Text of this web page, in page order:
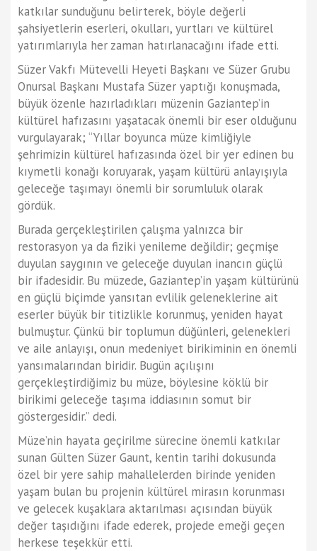
katkılar sunduğunu belirterek, böyle değerli
şahsiyetlerin eserleri, okulları, yurtları ve kültürel
yatırımlarıyla her zaman hatırlanacağını ifade etti.
Süzer Vakfı Mütevelli Heyeti Başkanı ve Süzer Grubu
Onursal Başkanı Mustafa Süzer yaptığı konuşmada,
büyük özenle hazırladıkları müzenin Gaziantep’in
kültürel hafızasını yaşatacak önemli bir eser olduğunu
vurgulayarak; “Yıllar boyunca müze kimliğiyle
şehrimizin kültürel hafızasında özel bir yer edinen bu
kıymetli konağı koruyarak, yaşam kültürü anlayışıyla
geleceğe taşımayı önemli bir sorumluluk olarak
gördük.
Burada gerçekleştirilen çalışma yalnızca bir
restorasyon ya da fiziki yenileme değildir; geçmişe
duyulan saygının ve geleceğe duyulan inancın güçlü
bir ifadesidir. Bu müzede, Gaziantep’in yaşam kültürünü
en güçlü biçimde yansıtan evlilik geleneklerine ait
eserler büyük bir titizlikle korunmuş, yeniden hayat
bulmuştur. Çünkü bir toplumun düğünleri, gelenekleri
ve aile anlayışı, onun medeniyet birikiminin en önemli
yansımalarından biridir. Bugün açılışını
gerçekleştirdiğimiz bu müze, böylesine köklü bir
birikimi geleceğe taşıma iddiasının somut bir
göstergesidir.” dedi.
Müze’nin hayata geçirilme sürecine önemli katkılar
sunan Gülten Süzer Gaunt, kentin tarihi dokusunda
özel bir yere sahip mahallelerden birinde yeniden
yaşam bulan bu projenin kültürel mirasın korunması
ve gelecek kuşaklara aktarılması açısından büyük
değer taşıdığını ifade ederek, projede emeği geçen
herkese teşekkür etti.